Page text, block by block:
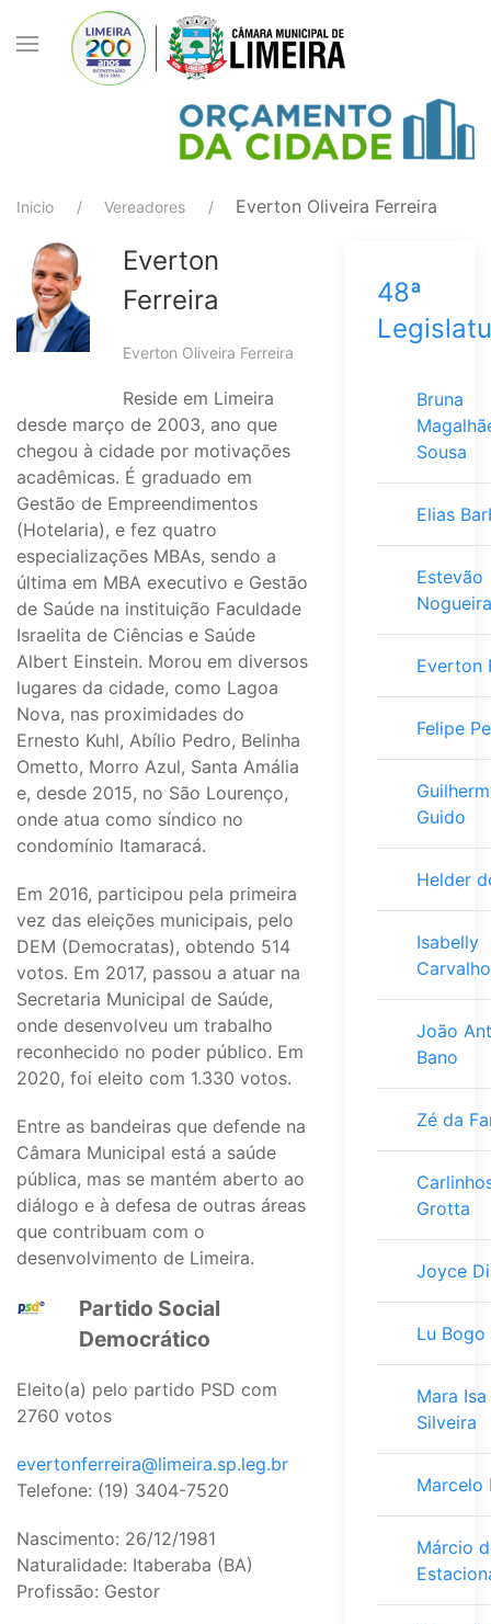
Inicio Vereadores Everton Oliveira Ferreira
Everton
Ferreira
Everton Oliveira Ferreira
Reside em Limeira
desde março de 2003, ano que
chegou à cidade por motivações
acadêmicas. É graduado em
Gestão de Empreendimentos
(Hotelaria), e fez quatro
especializações MBAs, sendo a
última em MBA executivo e Gestão
de Saúde na instituição Faculdade
Israelita de Ciências e Saúde
Albert Einstein. Morou em diversos
lugares da cidade, como Lagoa
Nova, nas proximidades do
Ernesto Kuhl, Abílio Pedro, Belinha
Ometto, Morro Azul, Santa Amália
e, desde 2015, no São Lourenço,
onde atua como síndico no
condomínio Itamaracá.
Em 2016, participou pela primeira
vez das eleições municipais, pelo
DEM (Democratas), obtendo 514
votos. Em 2017, passou a atuar na
Secretaria Municipal de Saúde,
onde desenvolveu um trabalho
reconhecido no poder público. Em
2020, foi eleito com 1.330 votos.
Entre as bandeiras que defende na
Câmara Municipal está a saúde
pública, mas se mantém aberto ao
diálogo e à defesa de outras áreas
que contribuam com o
desenvolvimento de Limeira.
Partido Social
Democrático
Eleito(a) pelo partido PSD com
2760 votos
evertonferreira@limeira.sp.leg.br
Telefone: (19) 3404-7520
Nascimento: 26/12/1981
Naturalidade: Itaberaba (BA)
Profissão: Gestor
48ª
Bruna
Sousa
Elias
Estevão
Nogueira
Everton
Felipe
Guido
Helder
Isabelly
Carvalho
João
Bano
Zé da
Grotta
Joyce
Lu Bogo
Mara
Silveira
Marcelo
Márcio